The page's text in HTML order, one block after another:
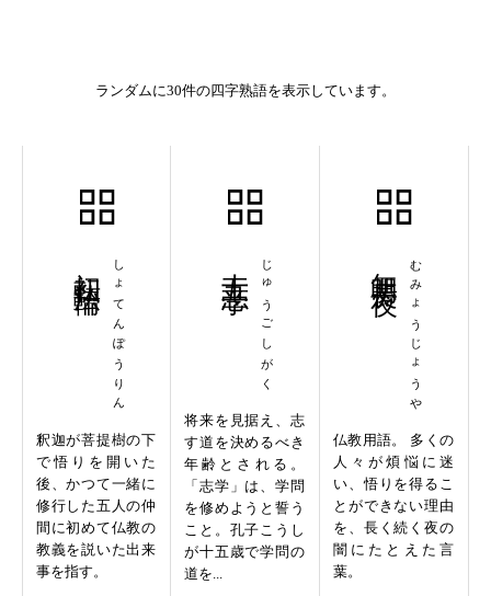
ランダムに30件の四字熟語を表示しています。
しょてんぽうりん
釈迦が菩提樹の下
で悟りを開いた
後、かつて一緒に
修行した五人の仲
間に初めて仏教の
教義を説いた出来
事を指す。
じゅうごしがく
将来を見据え、志
す道を決めるべき
年齢とされる。
「志学」は、学問
を修めようと誓う
こと。孔子こうし
が十五歳で学問の
道を...
むみょうじょうや
仏教用語。 多くの
人々が煩悩に迷
い、悟りを得るこ
とができない理由
を、長く続く夜の
闇にたとえた言
葉。